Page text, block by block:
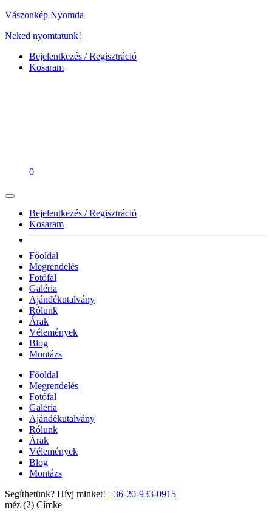
Vászonkép Nyomda
Neked nyomtatunk!
Bejelentkezés / Regisztráció
Kosaram
0
Bejelentkezés / Regisztráció
Kosaram
Főoldal
Megrendelés
Fotófal
Galéria
Ajándékutalvány
Rólunk
Árak
Vélemények
Blog
Montázs
Főoldal
Megrendelés
Fotófal
Galéria
Ajándékutalvány
Rólunk
Árak
Vélemények
Blog
Montázs
Segíthetünk? Hívj minket! +36-20-933-0915
méz (2) Címke